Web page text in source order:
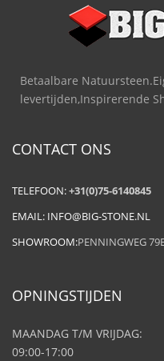
Betaalbare
levertijden,Inspirerende
CONTACT ONS
TELEFOON:+31(0)75-6140845
EMAIL: INFO@BIG-STONE.NL
SHOWROOM:PENNINGWEG
OPNINGSTIJDEN
MAANDAG T/M VRIJDAG:
09:00-17:00